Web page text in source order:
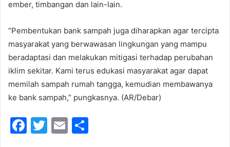
ember, timbangan dan lain-lain.
“Pembentukan bank sampah juga diharapkan agar tercipta
masyarakat yang berwawasan lingkungan yang mampu
beradaptasi dan melakukan mitigasi terhadap perubahan
iklim sekitar. Kami terus edukasi masyarakat agar dapat
memilah sampah rumah tangga, kemudian membawanya
ke bank sampah,” pungkasnya. (AR/Debar)
F
T
E